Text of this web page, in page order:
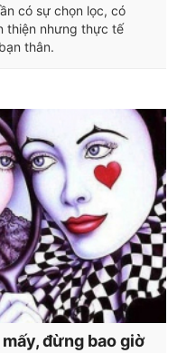
có sự chọn lọc, có
thiện nhưng thực tế
thân.
đừng bao giờ